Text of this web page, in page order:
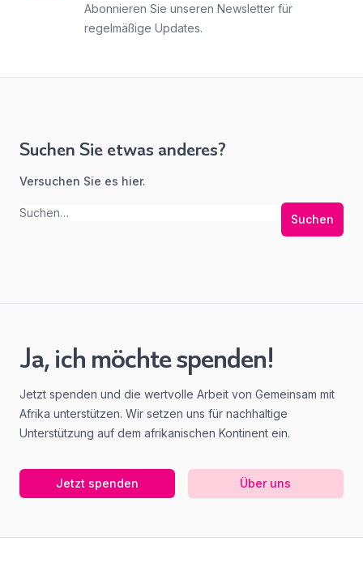
Abonnieren Sie unseren Newsletter für
regelmäßige Updates.
Suchen Sie etwas anderes?
Versuchen Sie es hier.
Suchen
Ja, ich möchte spenden!
Jetzt spenden und die wertvolle Arbeit von Gemeinsam mit
Afrika unterstützen. Wir setzen uns für nachhaltige
Unterstützung auf dem afrikanischen Kontinent ein.
Jetzt spenden Über uns